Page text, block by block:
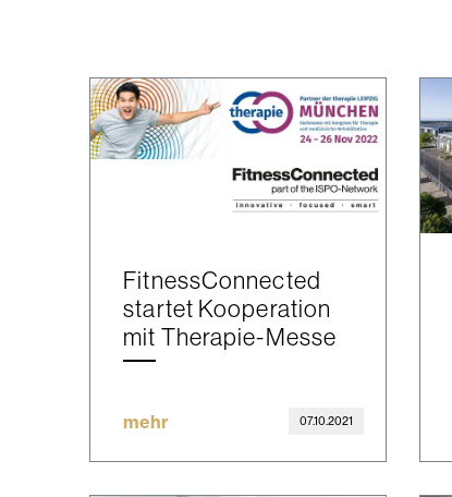
FitnessConnected
startet Kooperation
mit Therapie-Messe
mehr 07.10.2021